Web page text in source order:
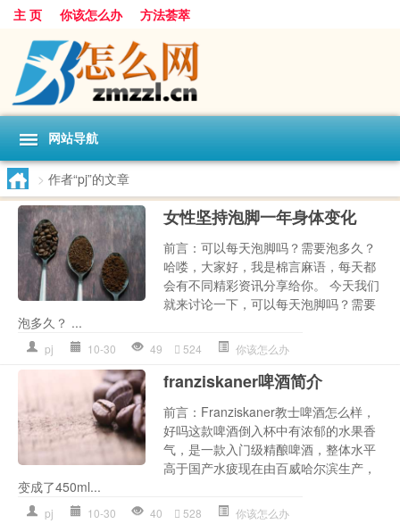
主 页 你该怎么办 方法荟萃
网站导航
> 作者“pj”的文章
女性坚持泡脚一年身体变化
前言：可以每天泡脚吗？需要泡多久？
哈喽，大家好，我是棉言麻语，每天都
会有不同精彩资讯分享给你。 今天我们
就来讨论一下，可以每天泡脚吗？需要
泡多久？ ...
pj 10-30 49 524 你该怎么办
franziskaner啤酒简介
前言：Franziskaner教士啤酒怎么样，
好吗这款啤酒倒入杯中有浓郁的水果香
气，是一款入门级精酿啤酒，整体水平
高于国产水疲现在由百威哈尔滨生产，
变成了450ml...
pj 10-30 40 528 你该怎么办